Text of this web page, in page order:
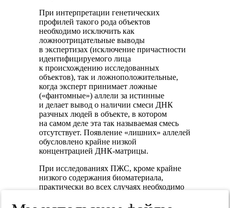
При интерпретации генетических
профилей такого рода объектов
необходимо исключить как
ложноотрицательные выводы
в экспертизах (исключение причастности
идентифицируемого лица
к происхождению исследованных
объектов), так и ложноположительные,
когда эксперт принимает ложные
(«фантомные») аллели за истинные
и делает вывод о наличии смеси ДНК
разчных людей в объекте, в котором
на самом деле эта так называемая смесь
отсутствует. Появление «лишних» аллелей
обусловлено крайне низкой
концентрацией ДНК-матрицы.
При исследованиях ПЖС, кроме крайне
низкого содержания биоматериала,
практически во всех случаях необходимо